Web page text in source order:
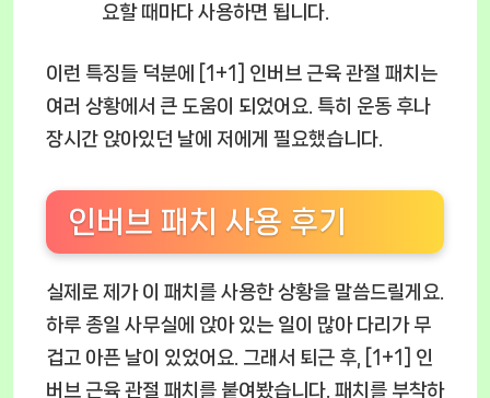
요할 때마다 사용하면 됩니다.
이런 특징들 덕분에 [1+1] 인버브 근육 관절 패치는
여러 상황에서 큰 도움이 되었어요. 특히 운동 후나
장시간 앉아있던 날에 저에게 필요했습니다.
인버브 패치 사용 후기
실제로 제가 이 패치를 사용한 상황을 말씀드릴게요.
하루 종일 사무실에 앉아 있는 일이 많아 다리가 무
겁고 아픈 날이 있었어요. 그래서 퇴근 후, [1+1] 인
버브 근육 관절 패치를 붙여봤습니다. 패치를 부착하